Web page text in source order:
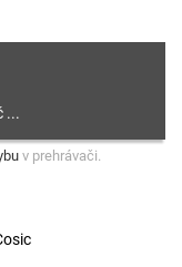
v prehrávači.